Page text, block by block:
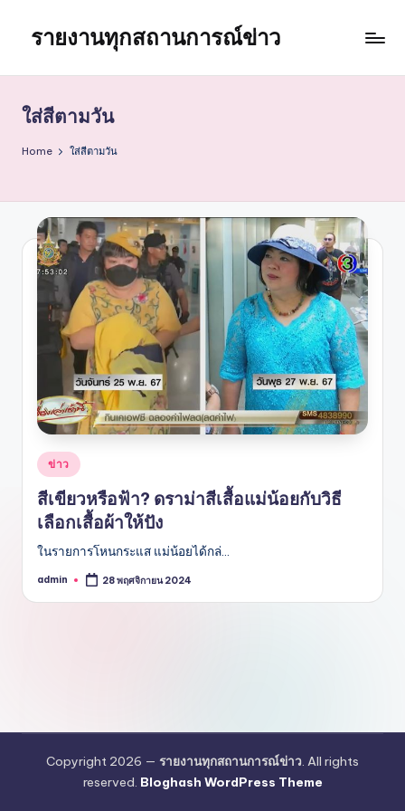
content
รายงานทุกสถานการณ์ข่าว
ใส่สีตามวัน
Home ใส่สีตามวัน
Posted
in
ข่าว
สีเขียวหรือฟ้า? ดราม่าสีเสื้อแม่น้อยกับวิธี
เลือกเสื้อผ้าให้ปัง
ในรายการโหนกระแส แม่น้อยได้กล่…
Posted
admin 28 พฤศจิกายน 2024
Copyright 2026 — รายงานทุกสถานการณ์ข่าว. All rights
reserved. Bloghash WordPress Theme